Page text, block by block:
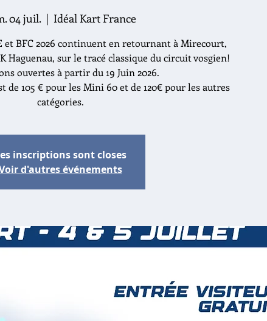
04 juil.
  |
Idéal Kart France
et BFC 2026 continuent en retournant à Mirecourt,
Haguenau, sur le tracé classique du circuit vosgien!
ouvertes à partir du 19 Juin 2026.
de 105 € pour les Mini 60 et de 120€ pour les autres
catégories.
inscriptions sont closes
d'autres événements